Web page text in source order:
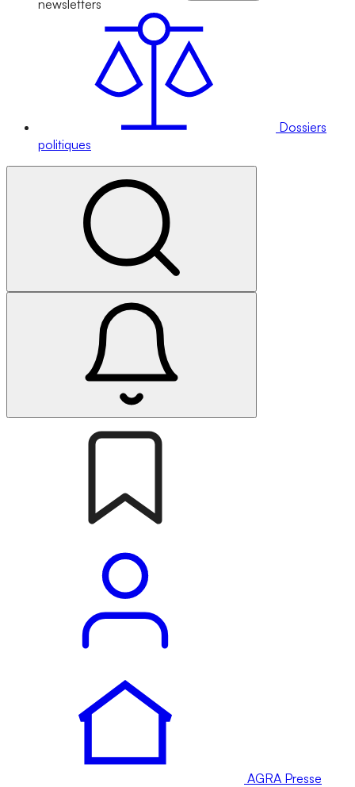
newsletters
Dossiers
politiques
AGRA Presse